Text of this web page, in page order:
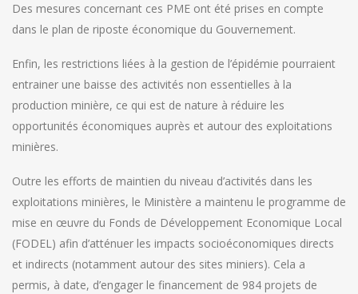
Des mesures concernant ces PME ont été prises en compte
dans le plan de riposte économique du Gouvernement.
Enfin, les restrictions liées à la gestion de l’épidémie pourraient
entrainer une baisse des activités non essentielles à la
production minière, ce qui est de nature à réduire les
opportunités économiques auprès et autour des exploitations
minières.
Outre les efforts de maintien du niveau d’activités dans les
exploitations minières, le Ministère a maintenu le programme de
mise en œuvre du Fonds de Développement Economique Local
(FODEL) afin d’atténuer les impacts socioéconomiques directs
et indirects (notamment autour des sites miniers). Cela a
permis, à date, d’engager le financement de 984 projets de